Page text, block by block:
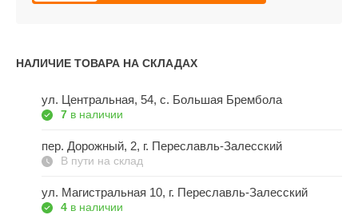
НАЛИЧИЕ ТОВАРА НА СКЛАДАХ
ул. Центральная, 54, c. Большая Брембола
7 в наличии
пер. Дорожный, 2, г. Переславль-Залесский
В пути на склад
ул. Магистральная 10, г. Переславль-Залесский
4 в наличии